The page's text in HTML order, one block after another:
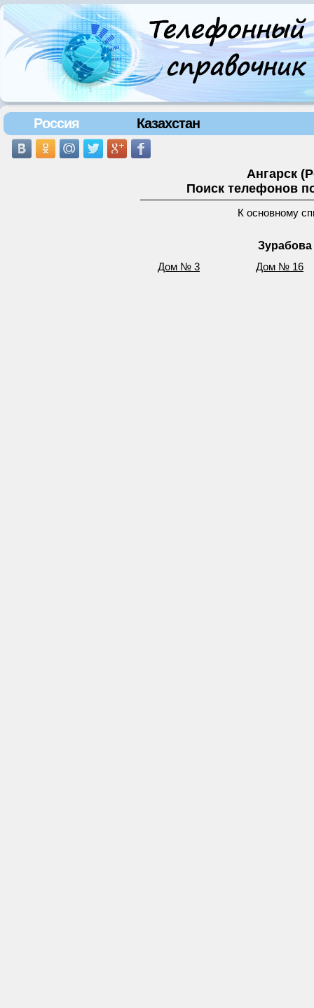
Россия Казахстан
Ангарск
Поиск телефонов
К основному
Дом № 3 Дом № 16